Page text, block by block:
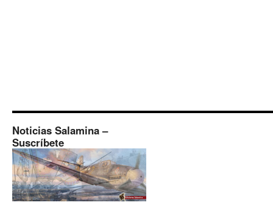
Noticias Salamina –
Suscríbete